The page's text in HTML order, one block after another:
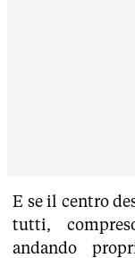
E se il centro
tutti,
andando